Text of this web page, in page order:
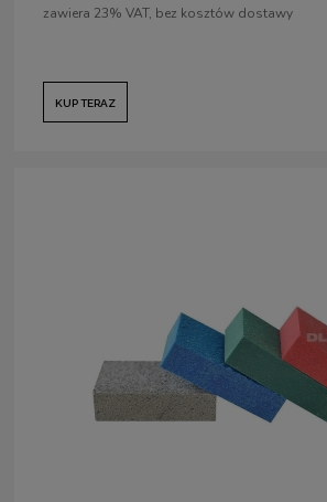
zawiera 23% VAT, bez kosztów dostawy
KUP TERAZ